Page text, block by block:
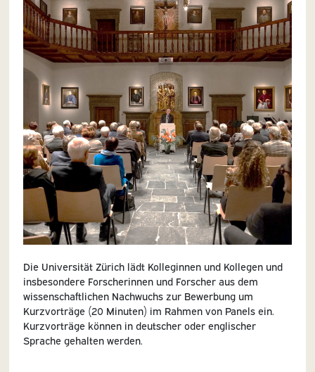
Die Universität Zürich lädt Kolleginnen und Kollegen und
insbesondere Forscherinnen und Forscher aus dem
wissenschaftlichen Nachwuchs zur Bewerbung um
Kurzvorträge (20 Minuten) im Rahmen von Panels ein.
Kurzvorträge können in deutscher oder englischer
Sprache gehalten werden.